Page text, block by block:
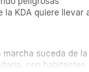
KDA quiere llevar
suceda de la
con habitantes